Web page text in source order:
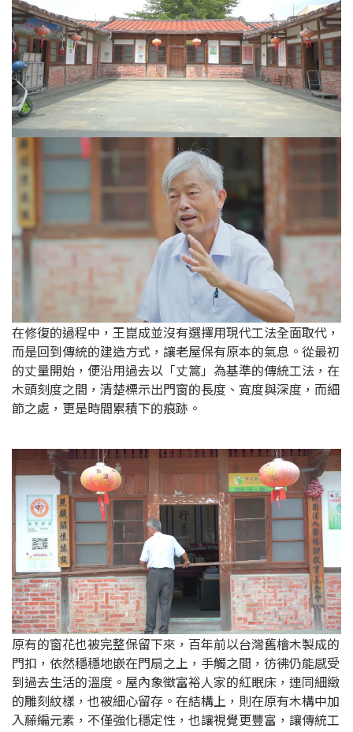
在修復的過程中，王崑成並沒有選擇用現代工法全面取代，
而是回到傳統的建造方式，讓老屋保有原本的氣息。從最初
的丈量開始，便沿用過去以「丈篙」為基準的傳統工法，在
木頭刻度之間，清楚標示出門窗的長度、寬度與深度，而細
節之處，更是時間累積下的痕跡。
原有的窗花也被完整保留下來，百年前以台灣舊檜木製成的
門扣，依然穩穩地嵌在門扇之上，手觸之間，彷彿仍能感受
到過去生活的溫度。屋內象徵富裕人家的紅眠床，連同細緻
的雕刻紋樣，也被細心留存。在結構上，則在原有木構中加
入藤編元素，不僅強化穩定性，也讓視覺更豐富，讓傳統工